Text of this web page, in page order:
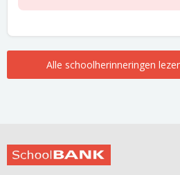
Alle schoolherinneringen